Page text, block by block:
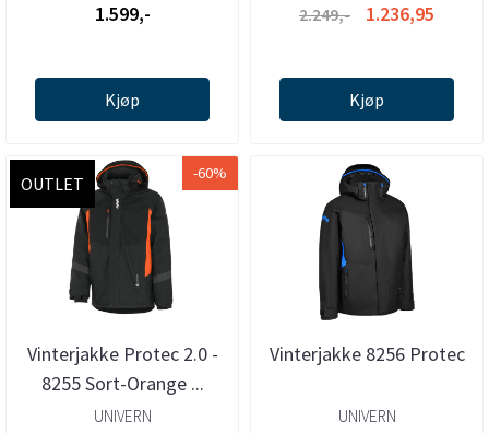
1.599,-
Kjøp
2.249,- 1.236,95
Kjøp
OUTLET -60%
Vinterjakke Protec 2.0 -
8255 Sort-Orange ...
UNIVERN
Vinterjakke 8256 Protec
UNIVERN